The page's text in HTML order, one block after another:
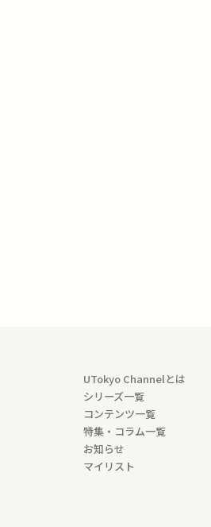
UTokyo Channelとは
シリーズ一覧
コンテンツ一覧
特集・コラム一覧
お知らせ
マイリスト